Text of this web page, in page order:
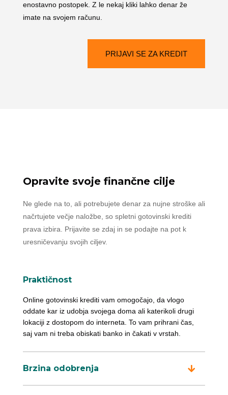
enostavno postopek. Z le nekaj kliki lahko denar že
imate na svojem računu.
PRIJAVI SE ZA KREDIT
Opravite svoje finančne cilje
Ne glede na to, ali potrebujete denar za nujne stroške ali
načrtujete večje naložbe, so spletni gotovinski krediti
prava izbira. Prijavite se zdaj in se podajte na pot k
uresničevanju svojih ciljev.
Praktičnost
Online gotovinski krediti vam omogočajo, da vlogo
oddate kar iz udobja svojega doma ali katerikoli drugi
lokaciji z dostopom do interneta. To vam prihrani čas,
saj vam ni treba obiskati banko in čakati v vrstah.
Brzina odobrenja